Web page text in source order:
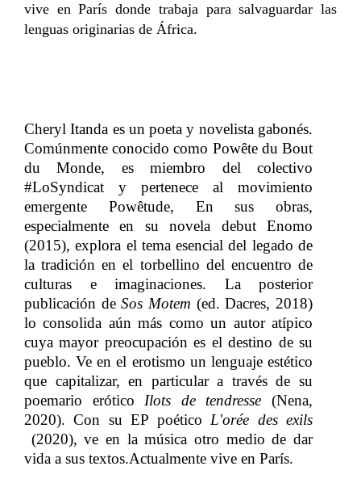
vive en París donde trabaja para salvaguardar las
lenguas originarias de África.
Cheryl Itanda es un poeta y novelista gabonés.
Comúnmente conocido como Powête du Bout
du Monde, es miembro del colectivo
#LoSyndicat y pertenece al movimiento
emergente Powêtude, En sus obras,
especialmente en su novela debut Enomo
(2015), explora el tema esencial del legado de
la tradición en el torbellino del encuentro de
culturas e imaginaciones. La posterior
publicación de​​Sos Motem ​​ (ed. Dacres, 2018)
lo consolida aún más como un autor atípico
cuya mayor preocupación es el destino de su
pueblo. Ve en el erotismo un lenguaje estético
que capitalizar, en particular a través de su
poemario erótico​​ Ilots de tendresse ​​ (Nena,
2020). Con su EP poético​​ L'orée des exils
(2020), ve en la música otro medio de dar
vida a sus textos.Actualmente vive en París.​​